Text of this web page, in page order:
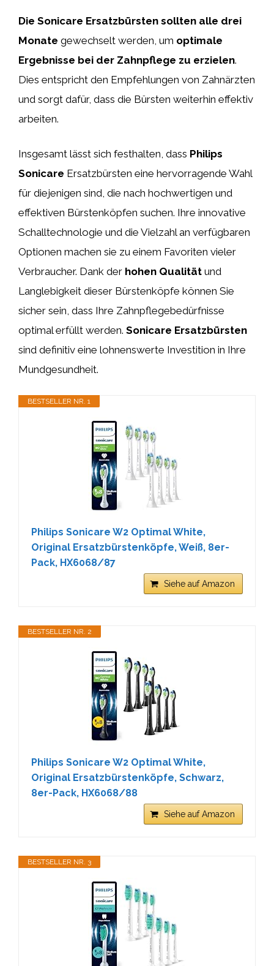
Die Sonicare Ersatzbürsten sollten alle drei
Monate gewechselt werden, um optimale
Ergebnisse bei der Zahnpflege zu erzielen.
Dies entspricht den Empfehlungen von Zahnärzten
und sorgt dafür, dass die Bürsten weiterhin effektiv
arbeiten.
Insgesamt lässt sich festhalten, dass Philips
Sonicare Ersatzbürsten eine hervorragende Wahl
für diejenigen sind, die nach hochwertigen und
effektiven Bürstenköpfen suchen. Ihre innovative
Schalltechnologie und die Vielzahl an verfügbaren
Optionen machen sie zu einem Favoriten vieler
Verbraucher. Dank der hohen Qualität und
Langlebigkeit dieser Bürstenköpfe können Sie
sicher sein, dass Ihre Zahnpflegebedürfnisse
optimal erfüllt werden. Sonicare Ersatzbürsten
sind definitiv eine lohnenswerte Investition in Ihre
Mundgesundheit.
BESTSELLER NR. 1
Philips Sonicare W2 Optimal White,
Original Ersatzbürstenköpfe, Weiß, 8er-
Pack, HX6068/87
Siehe auf Amazon
BESTSELLER NR. 2
Philips Sonicare W2 Optimal White,
Original Ersatzbürstenköpfe, Schwarz,
8er-Pack, HX6068/88
Siehe auf Amazon
BESTSELLER NR. 3